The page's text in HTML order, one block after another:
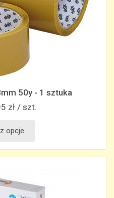
50y - 1 sztuka
zł / szt.
opcje